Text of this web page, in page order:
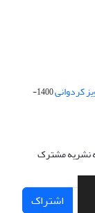
کردوانی
1400-
نشریه مشترک
اشتراک